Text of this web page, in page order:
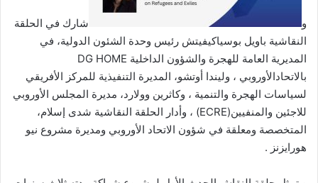
و
شارك في الحلقة
النقاشية باويل بوسياكيفيتش رئيس وحدة الشئون الدولية، في
المديرية العامة للهجرة والشؤون الداخلية DG HOME
بالاتحادالأوروبي ، وليندا أوتشو، المديرة التنفيذية للمركز الأفريقي
لسياسات الهجرة والتنمية ، وكاثرين وولارد، مديرة المجلس الأوروبي
للاجئين والمنفيين(ECRE) ، وأدار الحلقة النقاشية شدى إسلام،
المتخصصة ومعلقة في شؤون الاتحاد الأوروبي ومديرة مشروع نيو
هورايزنز .